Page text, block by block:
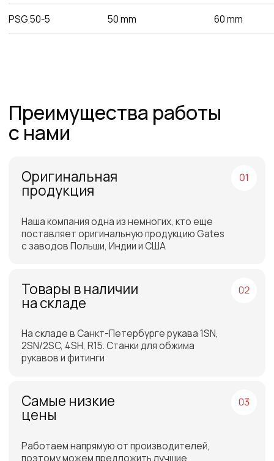
доставки
Петербурге или Москве
Отгрузка товара на
следующий день после
оплаты